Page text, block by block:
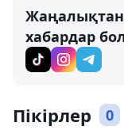
Жаңалықтан
хабардар
Пікірлер 0